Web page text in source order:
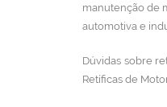
manutenção de
automotiva e
Dúvidas sobre
Retíficas de